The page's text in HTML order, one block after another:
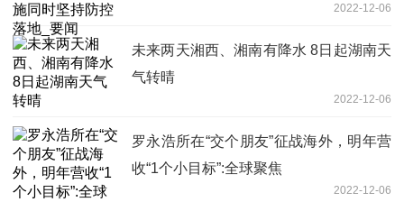
2022-12-06
未来两天湘西、湘南有降水 8日起湖南天
气转晴
2022-12-06
罗永浩所在“交个朋友”征战海外，明年营
收“1个小目标”:全球聚焦
2022-12-06